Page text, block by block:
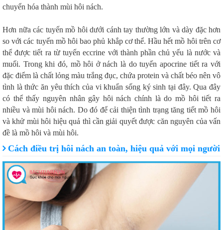
chuyển hóa thành mùi hôi nách.
Hơn nữa các tuyến mồ hôi dưới cánh tay thường lớn và dày đặc hơn
so với các tuyến mồ hôi bao phủ khắp cơ thể. Hầu hết mồ hôi trên cơ
thể được tiết ra từ tuyến eccrine với thành phần chủ yếu là nước và
muối. Trong khi đó, mồ hôi ở nách là do tuyến apocrine tiết ra với
đặc điểm là chất lỏng màu trắng đục, chứa protein và chất béo nên vô
tình là thức ăn yêu thích của vi khuẩn sống ký sinh tại đây. Qua đây
có thể thấy nguyên nhân gây hôi nách chính là do mồ hôi tiết ra
nhiều và mùi hôi nách. Do đó để cải thiện tình trạng tăng tiết mồ hôi
và khử mùi hôi hiệu quả thì cần giải quyết được căn nguyên của vấn
đề là mồ hôi và mùi hôi.
Cách điều trị hôi nách an toàn, hiệu quả với mọi người